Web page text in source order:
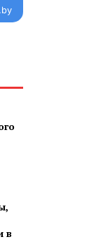
С-З ↖
в